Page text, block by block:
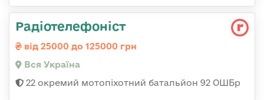
Радіотелефоніст
від 25000 до 125000 грн
Вся Україна
22 окремий мотопіхотний батальйон 92 ОШБр